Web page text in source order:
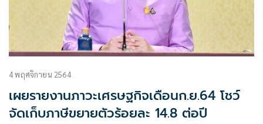
4 พฤศจิกายน 2564
เผยรายงานภาวะเศรษฐกิจเดือนก.ย.64 โชว์
จัดเก็บภาษีขยายตัวร้อยละ 14.8 ต่อปี